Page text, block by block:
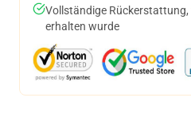
Vollständige
erhalten wurde